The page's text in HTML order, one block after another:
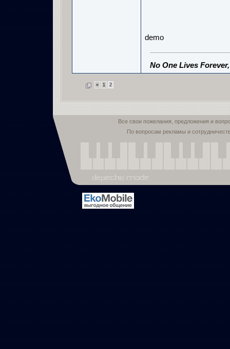
demo
No One Lives
« 1 2
Все свои пожелания, предложения и
По вопросам рекламы и